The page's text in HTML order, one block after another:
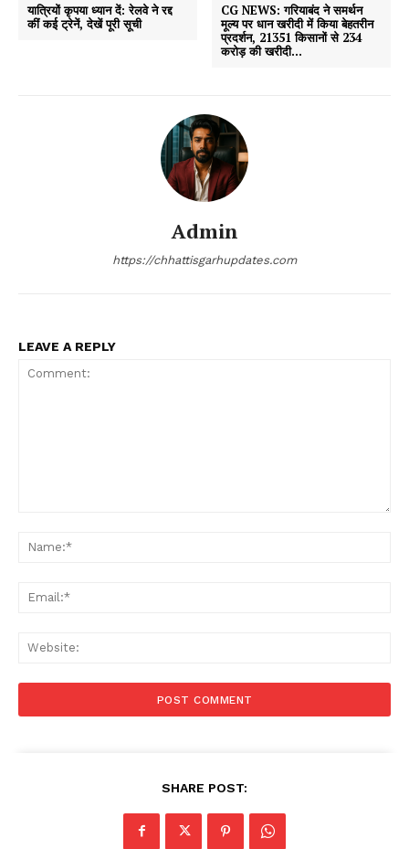
यात्रियों कृपया ध्यान दें: रेलवे ने रद्द
कीं कई ट्रेनें, देखें पूरी सूची
CG NEWS: गरियाबंद ने समर्थन
मूल्य पर धान खरीदी में किया बेहतरीन
प्रदर्शन, 21351 किसानों से 234
करोड़ की खरीदी…
Admin
https://chhattisgarhupdates.com
LEAVE A REPLY
SHARE POST: